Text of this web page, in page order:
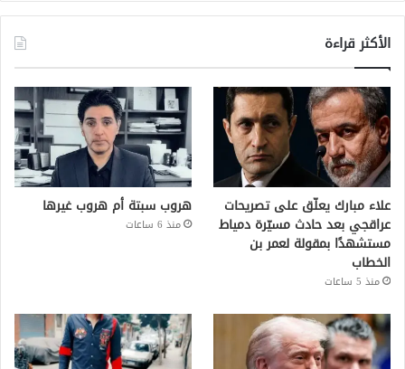
الأكثر قراءة
علاء مبارك يعلّق على تصريحات
عراقجي بعد حادث مسيّرة دمياط
مستشهدًا بمقولة لعمر بن
الخطاب
منذ 5 ساعات
هروب سبتة أم هروب غيرها
منذ 6 ساعات